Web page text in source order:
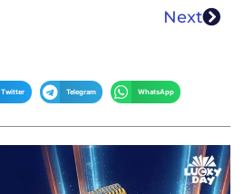
Next
Twitter Telegram WhatsApp